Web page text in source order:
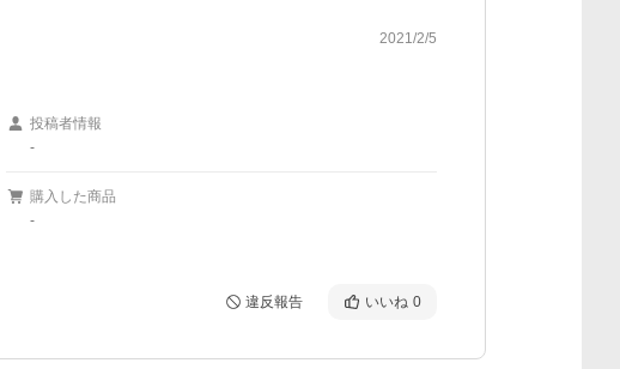
2021/2/5
投稿者情報
-
購入した商品
-
違反報告 いいね 0